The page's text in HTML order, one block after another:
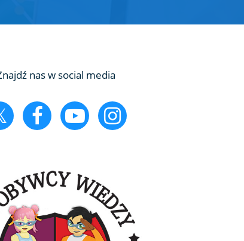
nas w social media